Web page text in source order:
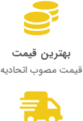
بهترین قیمت
قیمت مصوب اتحادیه